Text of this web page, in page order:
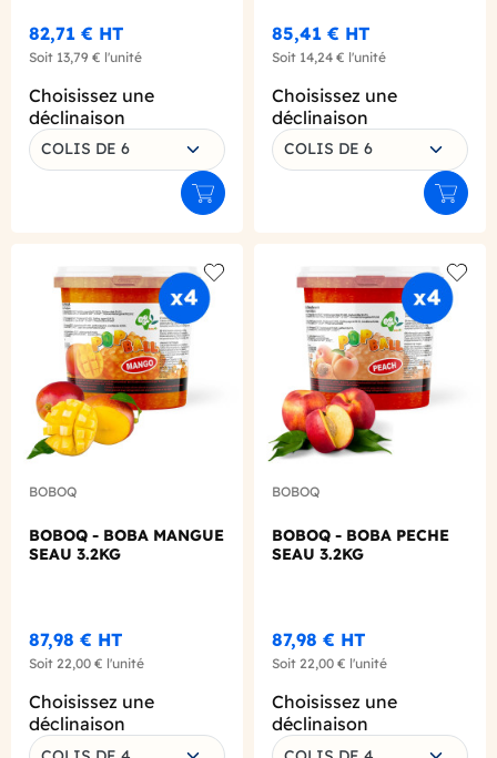
82,71 € HT
Soit 13,79 € l'unité
Choisissez une
déclinaison
COLIS DE 6
Ajouter au panier
85,41 € HT
Soit 14,24 € l'unité
Choisissez une
déclinaison
COLIS DE 6
Add to wishlist
BOBOQ
BOBOQ - BOBA MANGUE
SEAU 3.2KG
87,98 € HT
Soit 22,00 € l'unité
Choisissez une
déclinaison
Add
BOBOQ
BOBOQ - BOBA PECHE
SEAU 3.2KG
87,98 € HT
Soit 22,00 € l'unité
Choisissez une
déclinaison